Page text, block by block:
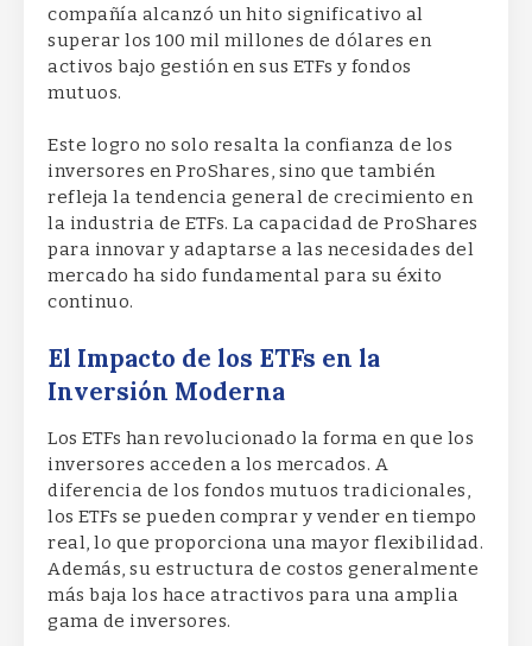
compañía alcanzó un hito significativo al
superar los 100 mil millones de dólares en
activos bajo gestión en sus ETFs y fondos
mutuos.
Este logro no solo resalta la confianza de los
inversores en ProShares, sino que también
refleja la tendencia general de crecimiento en
la industria de ETFs. La capacidad de ProShares
para innovar y adaptarse a las necesidades del
mercado ha sido fundamental para su éxito
continuo.
El Impacto de los ETFs en la
Inversión Moderna
Los ETFs han revolucionado la forma en que los
inversores acceden a los mercados. A
diferencia de los fondos mutuos tradicionales,
los ETFs se pueden comprar y vender en tiempo
real, lo que proporciona una mayor flexibilidad.
Además, su estructura de costos generalmente
más baja los hace atractivos para una amplia
gama de inversores.